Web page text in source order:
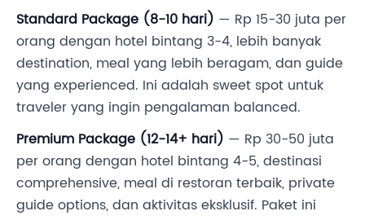
Standard Package (8-10 hari) — Rp 15-30 juta per
orang dengan hotel bintang 3-4, lebih banyak
destination, meal yang lebih beragam, dan guide
yang experienced. Ini adalah sweet spot untuk
traveler yang ingin pengalaman balanced.
Premium Package (12-14+ hari) — Rp 30-50 juta
per orang dengan hotel bintang 4-5, destinasi
comprehensive, meal di restoran terbaik, private
guide options, dan aktivitas eksklusif. Paket ini